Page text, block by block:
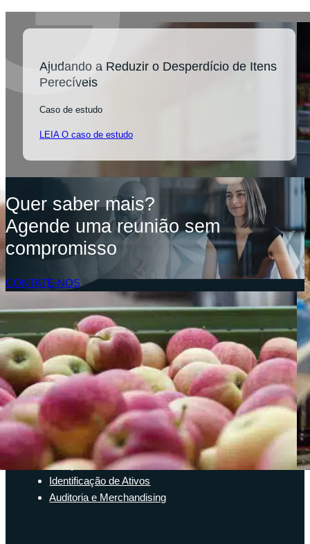
Ajudando a Reduzir o Desperdício de Itens
Perecíveis
Caso de estudo
LEIA O caso de estudo
Quer saber mais?
Agende uma reunião sem
compromisso
CONTATE-NOS
Acesso do Cliente
SOLUÇÕES
Soluções de inventário
Solução de Software Enterprise
Soluções para a cadeia de suprimentos
Identificação de Ativos
Auditoria e Merchandising